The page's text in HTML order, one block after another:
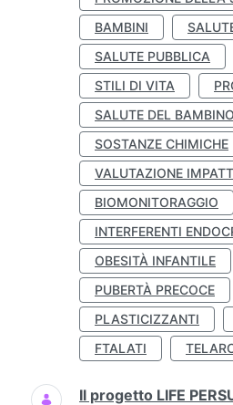
BAMBINI
SALUTE PUBBLICA
STILI DI VITA
SALUTE DEL BAMBINO
SOSTANZE CHIMICHE
VALUTAZIONE
BIOMONITORAGGIO
INTERFERENTI
OBESITÀ INFANTILE
PUBERTÀ PRECOCE
PLASTICIZZANTI
FTALATI
Il progetto LIFE